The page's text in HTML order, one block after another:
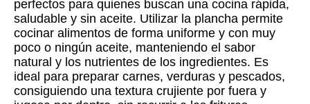
perfectos para quienes buscan una cocina rápida,
saludable y sin aceite. Utilizar la plancha permite
cocinar alimentos de forma uniforme y con muy
poco o ningún aceite, manteniendo el sabor
natural y los nutrientes de los ingredientes. Es
ideal para preparar carnes, verduras y pescados,
consiguiendo una textura crujiente por fuera y